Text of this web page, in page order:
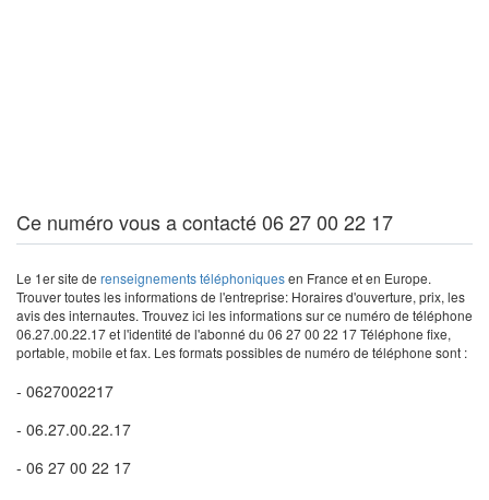
Ce numéro vous a contacté 06 27 00 22 17
Le 1er site de renseignements téléphoniquesen France et en Europe.
Trouver toutes les informations de l'entreprise: Horaires d'ouverture, prix, les
avis des internautes. Trouvez ici les informations sur ce numéro de téléphone
06.27.00.22.17 et l'identité de l'abonné du 06 27 00 22 17 Téléphone fixe,
portable, mobile et fax. Les formats possibles de numéro de téléphone sont :
- 0627002217
- 06.27.00.22.17
- 06 27 00 22 17